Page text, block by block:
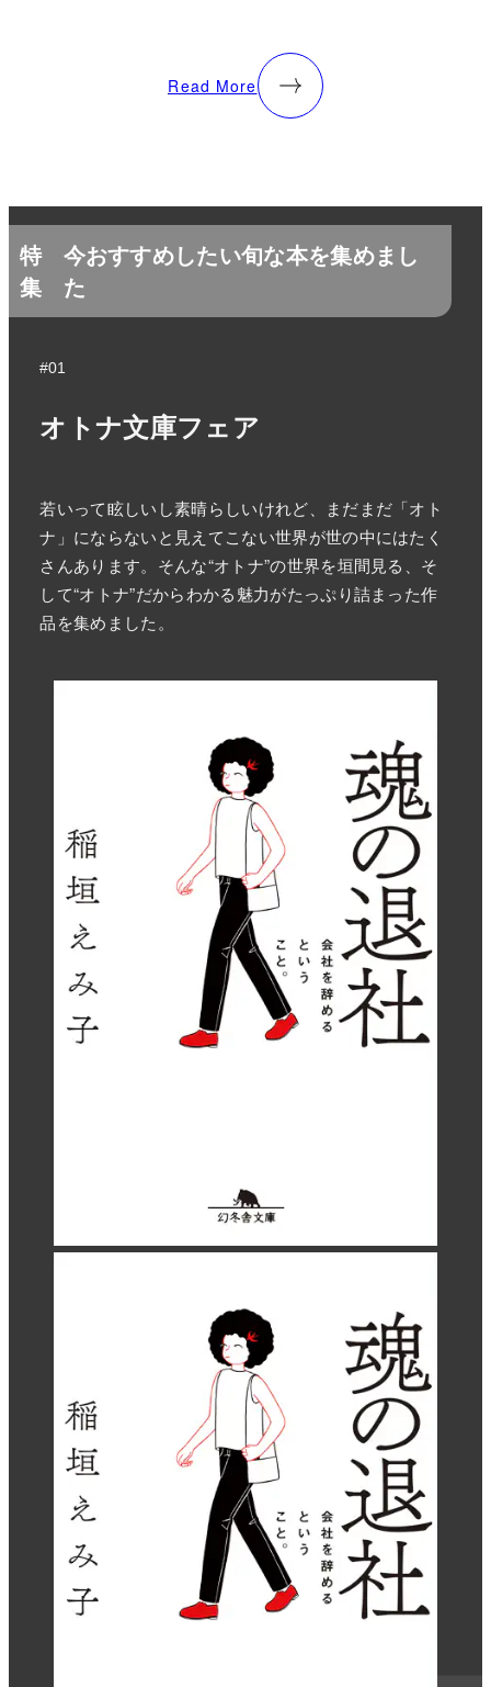
Read More
特
集
今おすすめしたい旬な本を集めまし
た
#01
オトナ文庫フェア
若いって眩しいし素晴らしいけれど、まだまだ「オト
ナ」にならないと見えてこない世界が世の中にはたく
さんあります。そんな“オトナ”の世界を垣間見る、そ
して“オトナ”だからわかる魅力がたっぷり詰まった作
品を集めました。